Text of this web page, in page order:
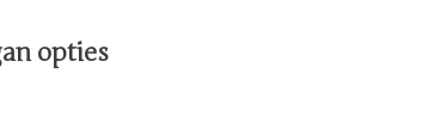
opties